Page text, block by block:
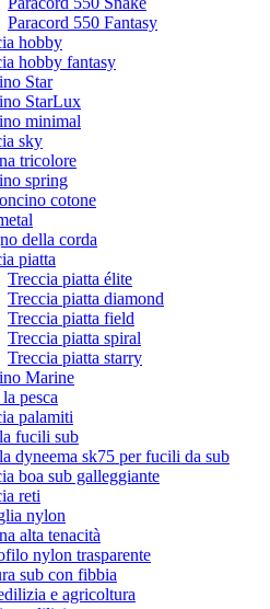
Paracord 550 Fantasy
hobby
hobby fantasy
Star
StarLux
minimal
sky
tricolore
spring
cotone
della corda
piatta
Treccia piatta élite
Treccia piatta diamond
Treccia piatta field
Treccia piatta spiral
Treccia piatta starry
Marine
pesca
palamiti
fucili sub
dyneema sk75 per fucili da sub
boa sub galleggiante
reti
nylon
alta tenacità
nylon trasparente
sub con fibbia
e agricoltura